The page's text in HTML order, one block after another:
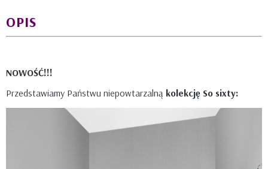
OPIS
NOWOŚĆ!!!
Przedstawiamy Państwu niepowtarzalną kolekcję So sixty: